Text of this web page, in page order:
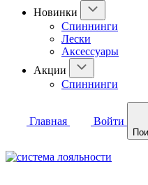
Новинки
Спиннинги
Лески
Аксессуары
Акции
Спиннинги
Главная Войти